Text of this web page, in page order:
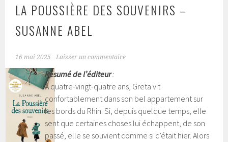
LA POUSSIÈRE DES SOUVENIRS –
SUSANNE ABEL
16 mai 2025 Laisser un commentaire
Résumé de l’éditeur:
À quatre-vingt-quatre ans, Greta vit
confortablement dans son bel appartement sur
les bords du Rhin. Si, depuis quelque temps, elle
sent que certaines choses lui échappent, de son
passé, elle se souvient comme si c’était hier. Alors